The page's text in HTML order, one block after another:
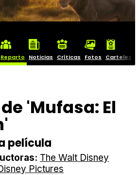
Reparto Noticias Críticas Fotos Carteles
'Mufasa: El
película
The Walt Disney
Pictures